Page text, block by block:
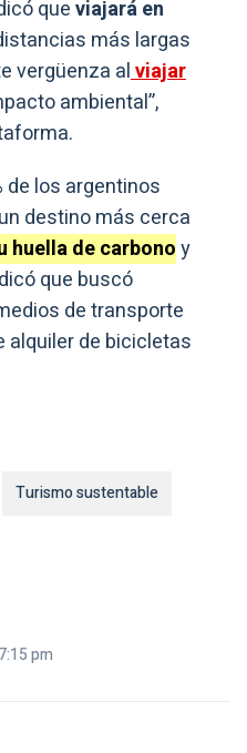
queviajará en
más largas
vergüenza alviajar
ambiental”,
de los argentinos
destino más cerca
huella de carbonoy
que buscó
de transporte
alquiler de bicicletas
Turismo sustentable
pm